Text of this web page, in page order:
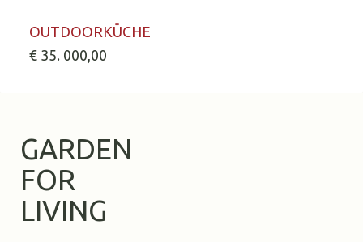
OUTDOORKÜCHE
€ 35. 000,00
GARDEN
FOR
LIVING